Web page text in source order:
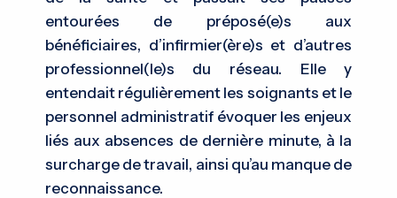
entourées de préposé(e)s aux
bénéficiaires, d’infirmier(ère)s et d’autres
professionnel(le)s du réseau. Elle y
entendait régulièrement les soignants et le
personnel administratif évoquer les enjeux
liés aux absences de dernière minute, à la
surcharge de travail, ainsi qu’au manque de
reconnaissance.